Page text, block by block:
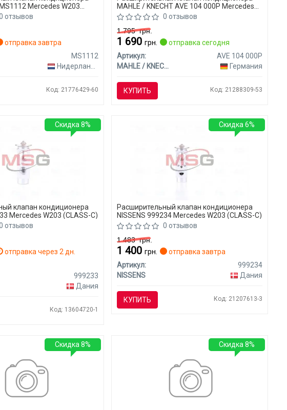
Mercedes W203
отзывов
отправка завтра
MS1112
Нидерланды
Код: 21776429-60
MAHLE / KNECHT AVE 104 000P Mercedes
W203 (CLASS-C)0 отзывов
1 795грн.
1 690грн.
отправка сегодня
Артикул:
AVE 104 000P
MAHLE / KNECHT
Германия
КУПИТЬ Код: 21288309-53
клапан кондиционера
Mercedes W203 (CLASS-C)
отзывов
отправка через 2 дн.
999233
Дания
Код: 13604720-1
Скидка 8%
Расширительный клапан кондиционера
NISSENS 999234 Mercedes W203 (CLASS-C)
0 отзывов
1 483грн.
1 400грн.
отправка завтра
Артикул:
999234
NISSENS
Дания
КУПИТЬ Код: 21207613-3
Скидка 6%
Скидка 8% Скидка 8%